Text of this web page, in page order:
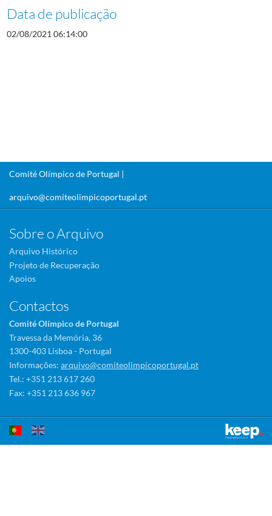
Data de publicação
02/08/2021 06:14:00
Comité Olímpico de Portugal |
arquivo@comiteolimpicoportugal.pt
Sobre o Arquivo
Arquivo Histórico
Projeto de Recuperação
Apoios
Contactos
Comité Olímpico de Portugal
Travessa da Memória, 36
1300-403 Lisboa - Portugal
Informações: arquivo@comiteolimpicoportugal.pt
Tel.: +351 213 617 260
Fax: +351 213 636 967